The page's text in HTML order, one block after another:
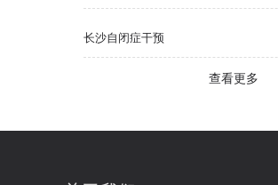
长沙自闭症干预
查看更多